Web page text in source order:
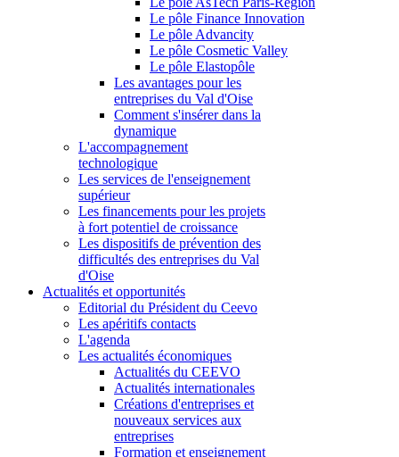
Le pôle Finance Innovation
Le pôle Advancity
Le pôle Cosmetic Valley
Le pôle Elastopôle
Les avantages pour les
entreprises du Val d'Oise
Comment s'insérer dans la
dynamique
L'accompagnement
technologique
Les services de l'enseignement
supérieur
Les financements pour les projets
à fort potentiel de croissance
Les dispositifs de prévention des
difficultés des entreprises du Val
d'Oise
Actualités et opportunités
Editorial du Président du Ceevo
Les apéritifs contacts
L'agenda
Les actualités économiques
Actualités du CEEVO
Actualités internationales
Créations d'entreprises et
nouveaux services aux
entreprises
Formation et enseignement